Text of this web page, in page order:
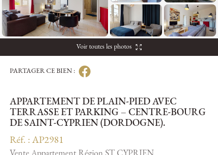
Voir toutes les photos
PARTAGER CE BIEN :
APPARTEMENT DE PLAIN-PIED AVEC
TERRASSE ET PARKING – CENTRE-BOURG
DE SAINT-CYPRIEN (DORDOGNE).
Réf. : AP2981